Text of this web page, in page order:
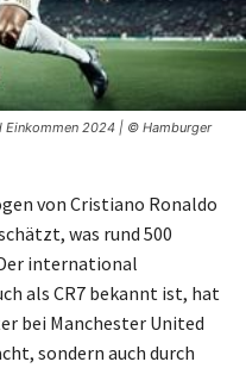
Einkommen 2024 | © Hamburger
von Cristiano Ronaldo
was rund 500
international
als CR7 bekannt ist, hat
bei Manchester United
sondern auch durch